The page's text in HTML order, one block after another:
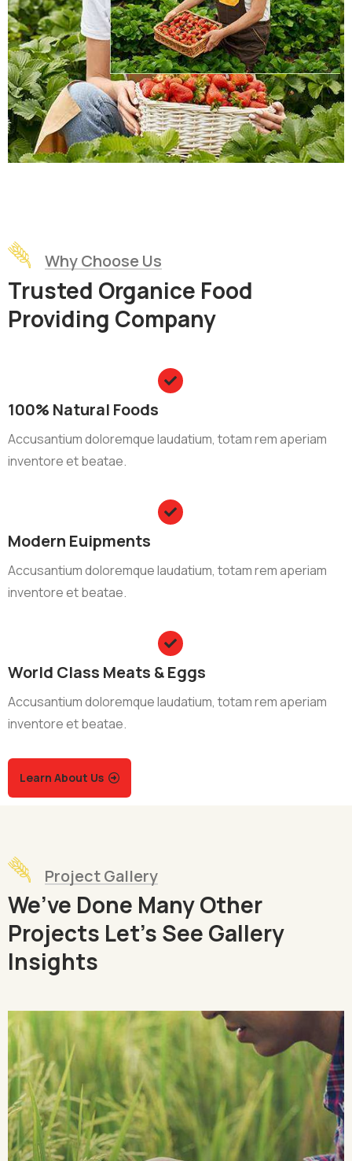
Why Choose Us
Trusted Organice Food
Providing Company
100% Natural Foods
Accusantium doloremque laudatium, totam rem aperiam
inventore et beatae.
Modern Euipments
Accusantium doloremque laudatium, totam rem aperiam
inventore et beatae.
World Class Meats & Eggs
Accusantium doloremque laudatium, totam rem aperiam
inventore et beatae.
Learn About Us
Project Gallery
We’ve Done Many Other
Projects Let’s See Gallery
Insights